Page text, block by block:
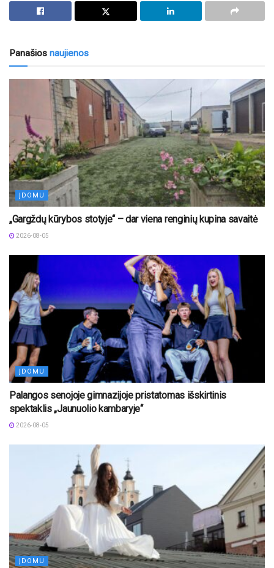
Panašios naujienos
ĮDOMU
„Gargždų kūrybos stotyje“ – dar viena renginių kupina savaitė
2026-08-05
ĮDOMU
Palangos senojoje gimnazijoje pristatomas išskirtinis
spektaklis „Jaunuolio kambaryje“
2026-08-05
ĮDOMU